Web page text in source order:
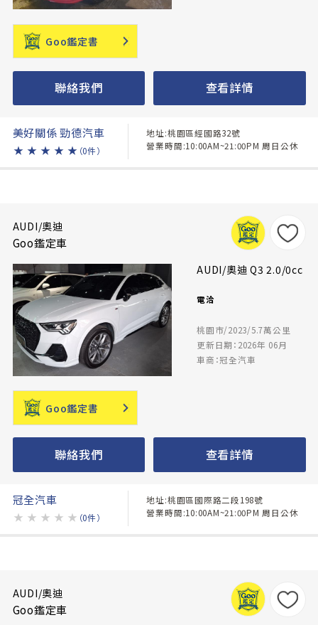
Goo鑑定書
聯絡我們 查看詳情
美好關係 勁德汽車
★ ★ ★ ★ ★ （0件）
地址:桃園區經國路32號
營業時間:10:00AM~21:00PM 周日公休
AUDI/奧迪
Goo鑑定車
AUDI/奧迪 Q3 2.0/0cc
電洽
桃園市/2023/5.7萬公里
更新日期：2026年 06月
車商：冠全汽車
Goo鑑定書
聯絡我們 查看詳情
冠全汽車
★ ★ ★ ★ ★ （0件）
地址:桃園區國際路二段198號
營業時間:10:00AM~21:00PM 周日公休
AUDI/奧迪
Goo鑑定車